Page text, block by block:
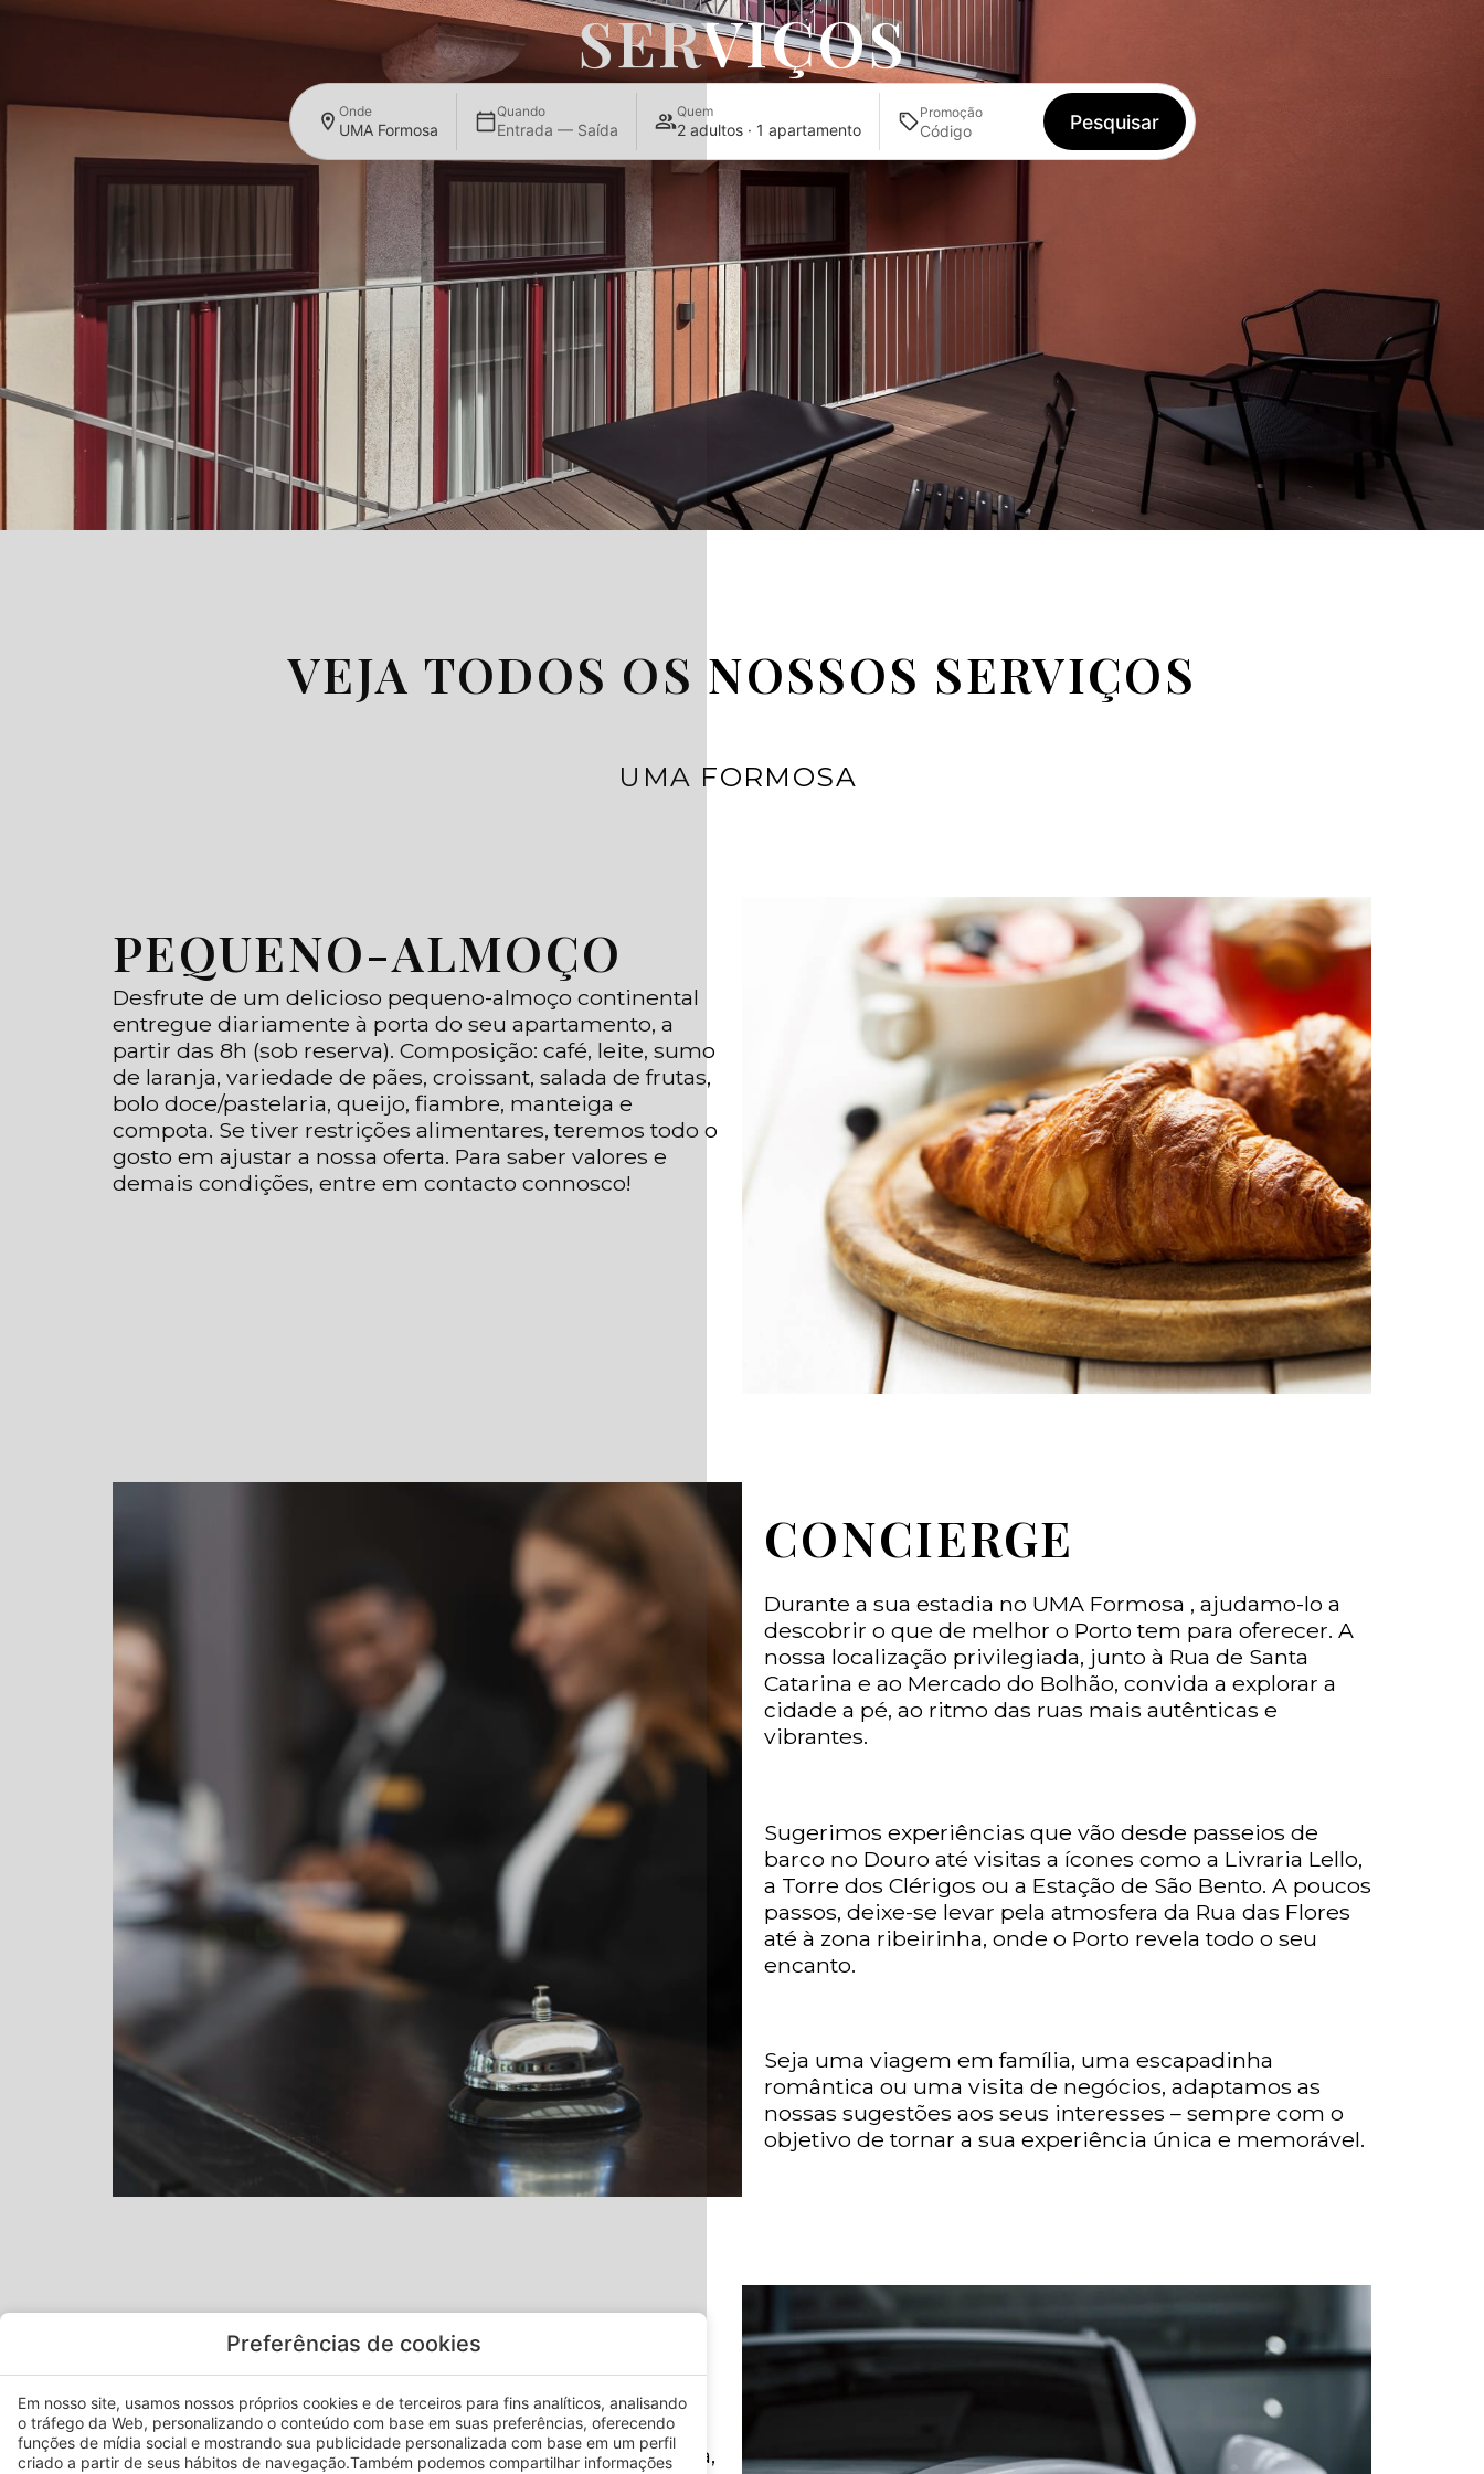
SERVIÇOS
Onde
UMA Formosa
Quando
Entrada — Saída
Quem
2 adultos · 1 apartamento
Promoção Pesquisar
VEJA TODOS OS NOSSOS SERVIÇOS
UMA FORMOSA
PEQUENO-ALMOÇO
Desfrute de um delicioso pequeno-almoço continental
entregue diariamente à porta do seu apartamento, a
partir das 8h (sob reserva). Composição: café, leite, sumo
de laranja, variedade de pães, croissant, salada de frutas,
bolo doce/pastelaria, queijo, fiambre, manteiga e
compota. Se tiver restrições alimentares, teremos todo o
gosto em ajustar a nossa oferta. Para saber valores e
demais condições, entre em contacto connosco!
CONCIERGE
Durante a sua estadia no UMA Formosa , ajudamo-lo a
descobrir o que de melhor o Porto tem para oferecer. A
nossa localização privilegiada, junto à Rua de Santa
Catarina e ao Mercado do Bolhão, convida a explorar a
cidade a pé, ao ritmo das ruas mais autênticas e
vibrantes.
Sugerimos experiências que vão desde passeios de
barco no Douro até visitas a ícones como a Livraria Lello,
a Torre dos Clérigos ou a Estação de São Bento. A poucos
passos, deixe-se levar pela atmosfera da Rua das Flores
até à zona ribeirinha, onde o Porto revela todo o seu
encanto.
Seja uma viagem em família, uma escapadinha
romântica ou uma visita de negócios, adaptamos as
nossas sugestões aos seus interesses – sempre com o
objetivo de tornar a sua experiência única e memorável.
PARKING
Para maior comodidade, disponibilizamos
estacionamento privado, fechado e com videovigilância,
Preferências de cookies
Em nosso site, usamos nossos próprios cookies e de terceiros para fins analíticos, analisando
o tráfego da Web, personalizando o conteúdo com base em suas preferências, oferecendo
funções de mídia social e mostrando sua publicidade personalizada com base em um perfil
criado a partir de seus hábitos de navegação.Também podemos compartilhar informações